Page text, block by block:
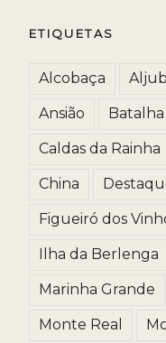
ETIQUETAS
Alcobaça
Ansião Batalha
Caldas da Rainha
China
Figueiró dos
Ilha da Berlenga
Marinha Grande
Monte Real